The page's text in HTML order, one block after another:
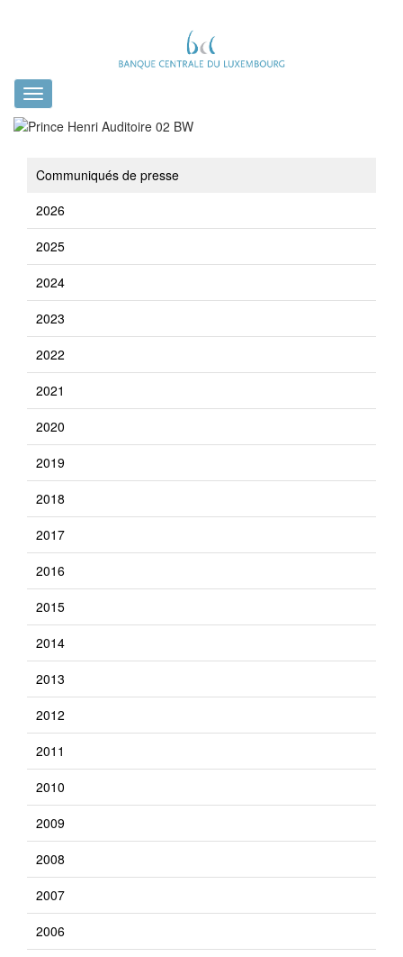
Toggle
navigation
Communiqués de presse
2026
2025
2024
2023
2022
2021
2020
2019
2018
2017
2016
2015
2014
2013
2012
2011
2010
2009
2008
2007
2006